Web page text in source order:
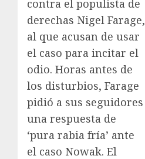
contra el populista de
derechas Nigel Farage,
al que acusan de usar
el caso para incitar el
odio. Horas antes de
los disturbios, Farage
pidió a sus seguidores
una respuesta de
‘pura rabia fría’ ante
el caso Nowak. El